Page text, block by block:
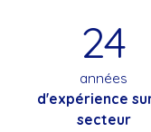
24
années
d'expérience
secteur